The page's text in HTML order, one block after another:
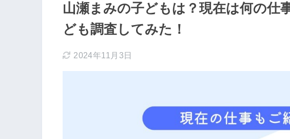
山瀬まみの子どもは？現在は何の仕
ども調査してみた！
2024年11月3日